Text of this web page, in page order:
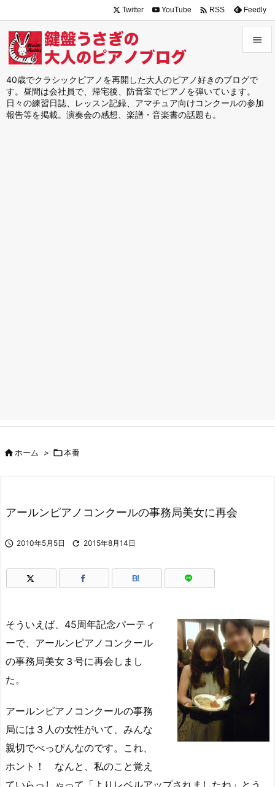
40歳でクラシックピアノを再開した大人のピアノ好きのブログで
す。昼間は会社員で、帰宅後、防音室でピアノを弾いています。
日々の練習日誌、レッスン記録、アマチュア向けコンクールの参加
報告等を掲載。演奏会の感想、楽譜・音楽書の話題も。

メニュ

サイド
Twitter YouTube  RSS Feedly
ホーム > 本番
アールンピアノコンクールの事務局美女に再会
 2010年5月5日  2015年8月14日
B!
そういえば、45周年記念パーティ
ーで、アールンピアノコンクール
の事務局美女３号に再会しまし
た。
アールンピアノコンクールの事務
局には３人の女性がいて、みんな
親切でべっぴんなのです。これ、
ホント！ なんと、私のこと覚え
ていらっしゃって「よりレベルアップされましたね」とう